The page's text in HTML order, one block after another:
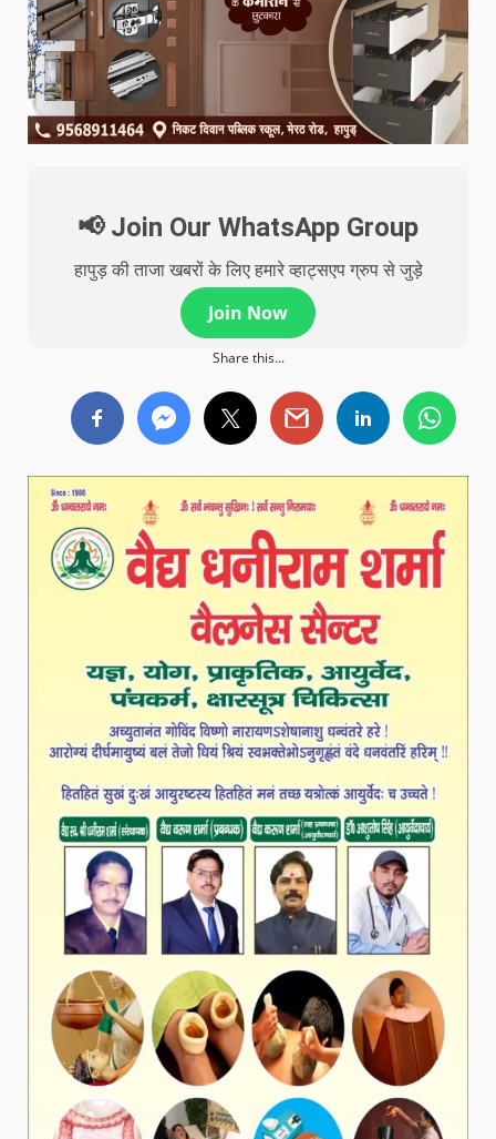
📢 Join Our WhatsApp Group
हापुड़ की ताजा खबरों के लिए हमारे व्हाट्सएप ग्रुप से जुड़े
Join Now
Share this...